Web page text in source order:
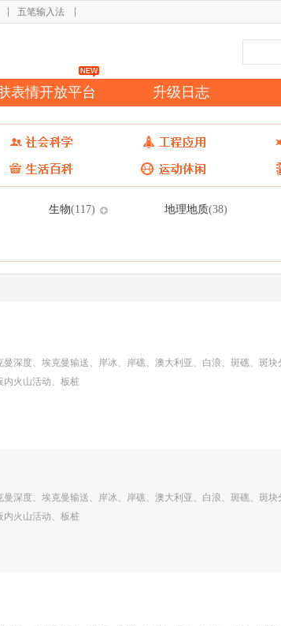
五笔输入法
表情开放平台 升级日志
生物(117) 地理地质(38)
深度、埃克曼输送、岸冰、岸礁、澳大利亚、白浪、斑礁、斑块
内火山活动、板桩
深度、埃克曼输送、岸冰、岸礁、澳大利亚、白浪、斑礁、斑块
内火山活动、板桩